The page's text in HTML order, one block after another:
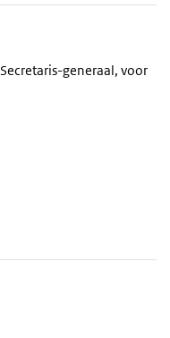
generaal, voor